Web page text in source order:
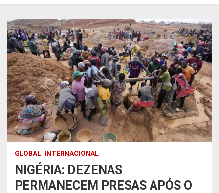
GLOBAL INTERNACIONAL
NIGÉRIA: DEZENAS
PERMANECEM PRESAS APÓS O